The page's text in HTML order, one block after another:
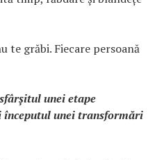
te grăbi. Fiecare persoană
unei etape
unei transformări